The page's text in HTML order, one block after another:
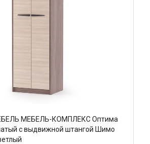
МЕБЕЛЬ-КОМПЛЕКС Оптима
с выдвижной штангой Шимо